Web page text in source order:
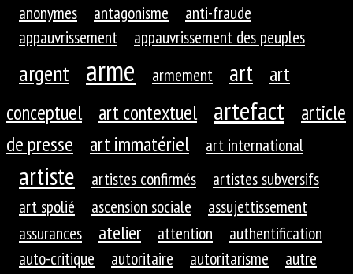
anonymes antagonisme
anti-fraude
appauvrissement
appauvrissement des peuples
argent arme armement art
art
conceptuel
art contextuel artefact
article
de presse
art immatériel art international
artiste artistes confirmés
artistes subversifs
art spolié
ascension sociale
assujettissement
assurances
atelier attention
authentification
auto-critique
autoritaire autoritarisme
autre